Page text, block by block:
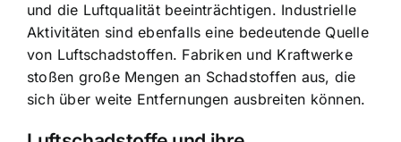
und die Luftqualität beeinträchtigen. Industrielle
Aktivitäten sind ebenfalls eine bedeutende Quelle
von Luftschadstoffen. Fabriken und Kraftwerke
stoßen große Mengen an Schadstoffen aus, die
sich über weite Entfernungen ausbreiten können.